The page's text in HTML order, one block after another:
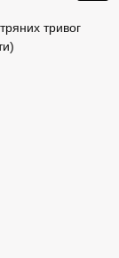
тривог